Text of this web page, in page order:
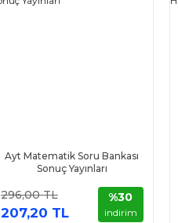
Ayt Matematik Soru Bankası
Sonuç Yayınları
296,00 TL
207,20 TL
%30
indirim